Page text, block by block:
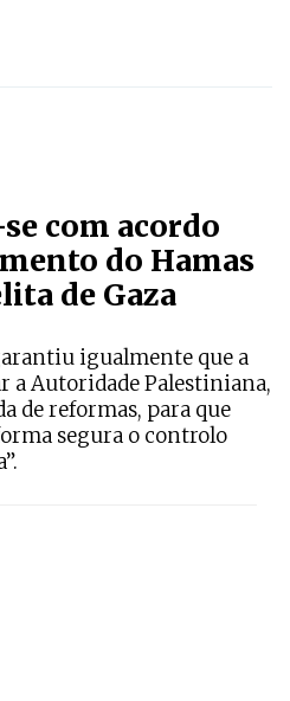
com acordo
do Hamas
de Gaza
igualmente que a
a Autoridade Palestiniana,
de reformas, para que
segura o controlo